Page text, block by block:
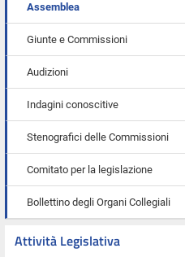
Assemblea
Giunte e Commissioni
Audizioni
Indagini conoscitive
Stenografici delle Commissioni
Comitato per la legislazione
Bollettino degli Organi Collegiali
Attività Legislativa